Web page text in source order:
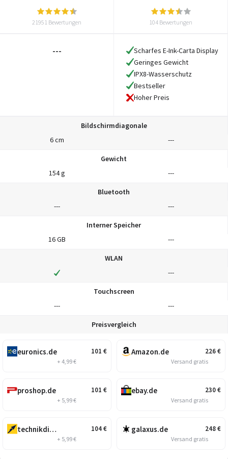
21951 Bewertungen 104 Bewertungen
---
Scharfes E-Ink-Carta Display
Geringes Gewicht
IPX8-Wasserschutz
Bestseller
Hoher Preis
Bildschirmdiagonale
6 cm
---
Gewicht
154 g
---
Bluetooth
---
---
Interner Speicher
16 GB
---
WLAN
---
Touchscreen
---
---
Preisvergleich
101 €
euronics.de
+ 4,99 €
101 €
proshop.de
+ 5,99 €
104€
technikdirekt.de
+ 5,99 €
226€
Amazon.de
Versand gratis
230€
ebay.de
Versand gratis
248€
galaxus.de
Versand gratis